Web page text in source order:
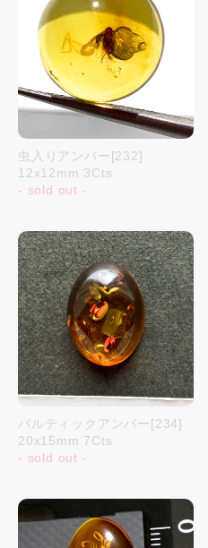
虫入りアンバー[232]
12x12mm 3Cts
- sold out -
バルティックアンバー[234]
20x15mm 7Cts
- sold out -